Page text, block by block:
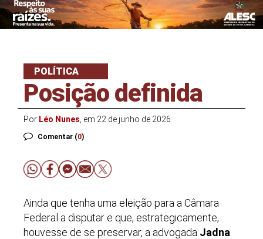
Blog
POLÍTICA
Posição definida
Por Léo Nunes , em 22 de junho de 2026
Comentar (0)
Ainda que tenha uma eleição para a Câmara
Federal a disputar e que, estrategicamente,
houvesse de se preservar, a advogada Jadna